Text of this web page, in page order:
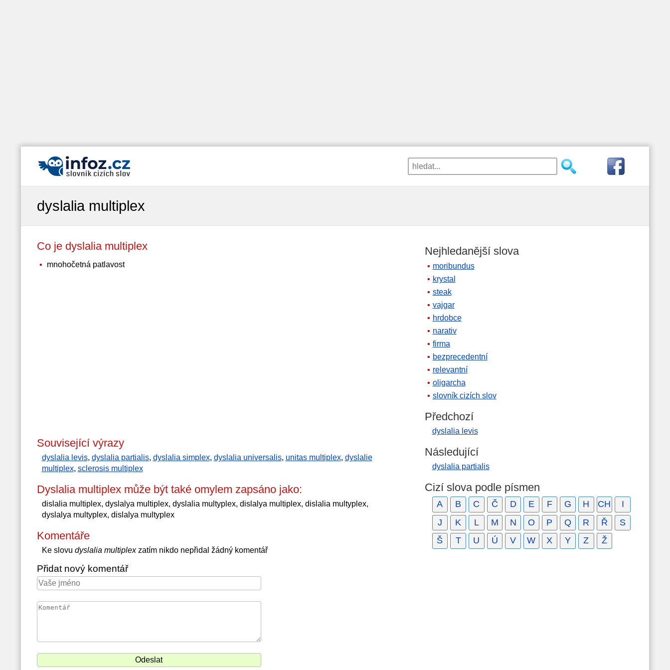
dyslalia multiplex
Co je dyslalia multiplex
mnohočetná patlavost
Související výrazy
dyslalia levis, dyslalia partialis, dyslalia simplex, dyslalia universalis, unitas multiplex, dyslalie
multiplex, sclerosis multiplex
Dyslalia multiplex může být také omylem zapsáno jako:
dislalia multiplex, dyslalya multiplex, dyslalia multyplex, dislalya multiplex, dislalia multyplex,
dyslalya multyplex, dislalya multyplex
Komentáře
Ke slovu dyslalia multiplexzatím nikdo nepřidal žádný komentář
Přidat nový komentář
Nejhledanější slova
moribundus
krystal
steak
vajgar
hrdobce
narativ
firma
bezprecedentní
relevantní
oligarcha
slovník cizích slov
Předchozí
dyslalia levis
Následující
dyslalia partialis
Cizí slova podle písmen
A B C Č D E F G H CH
I
J
K L M N O P Q R Ř
S
Š
T U Ú V W X Y Z Ž